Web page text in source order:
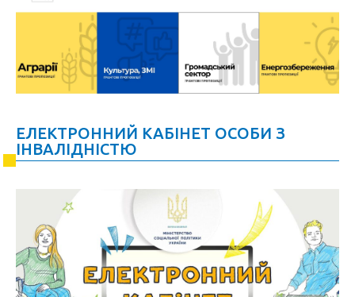
ЕЛЕКТРОННИЙ КАБІНЕТ ОСОБИ З
ІНВАЛІДНІСТЮ